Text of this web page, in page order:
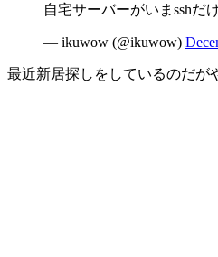
自宅サーバーがいまsshだ
— ikuwow (@ikuwow)
最近新居探しをしているのだが